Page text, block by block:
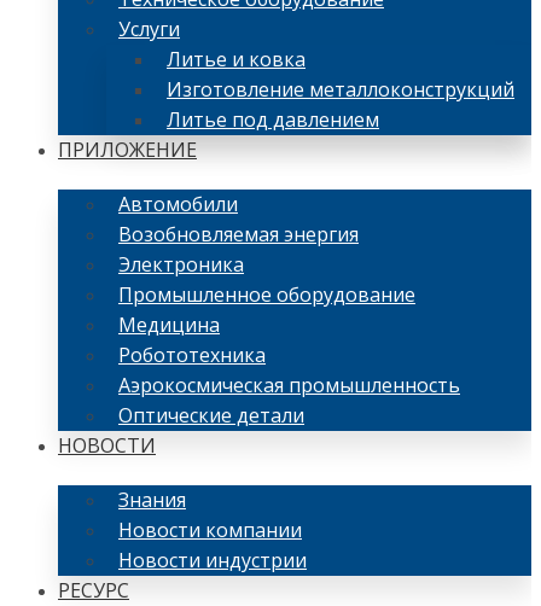
Услуги
Литье и ковка
Изготовление металлоконструкций
Литье под давлением
ПРИЛОЖЕНИЕ
Автомобили
Возобновляемая энергия
Электроника
Промышленное оборудование
Медицина
Робототехника
Аэрокосмическая промышленность
Оптические детали
НОВОСТИ
Знания
Новости компании
Новости индустрии
РЕСУРС